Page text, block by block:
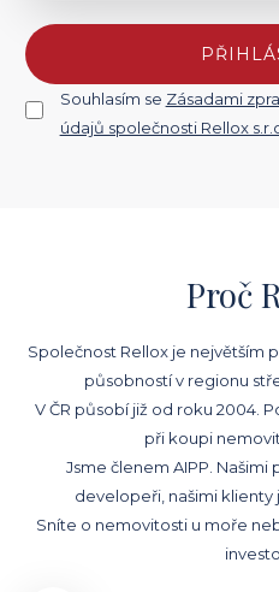
Souhlasím se Zásadami
údajů společnosti Rellox
Proč
Společnost Rellox je největším
působností v regionu
V ČR působí již od roku 2004.
při koupi
Jsme členem AIPP.
developeři, našimi klienty
Sníte o nemovitosti u moře